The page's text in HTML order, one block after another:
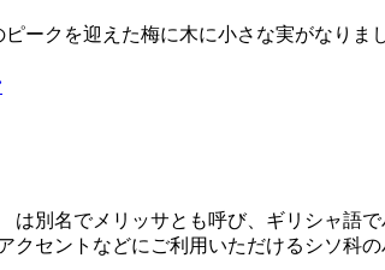
ークを迎えた梅に木に小さな実がなりま
は別名でメリッサとも呼び、ギリシャ語
クセントなどにご利用いただけるシソ科の